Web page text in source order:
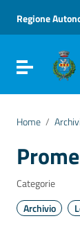
Vai al
Vai al
Regione
Attiva /
Home /
Categorie
Archivio